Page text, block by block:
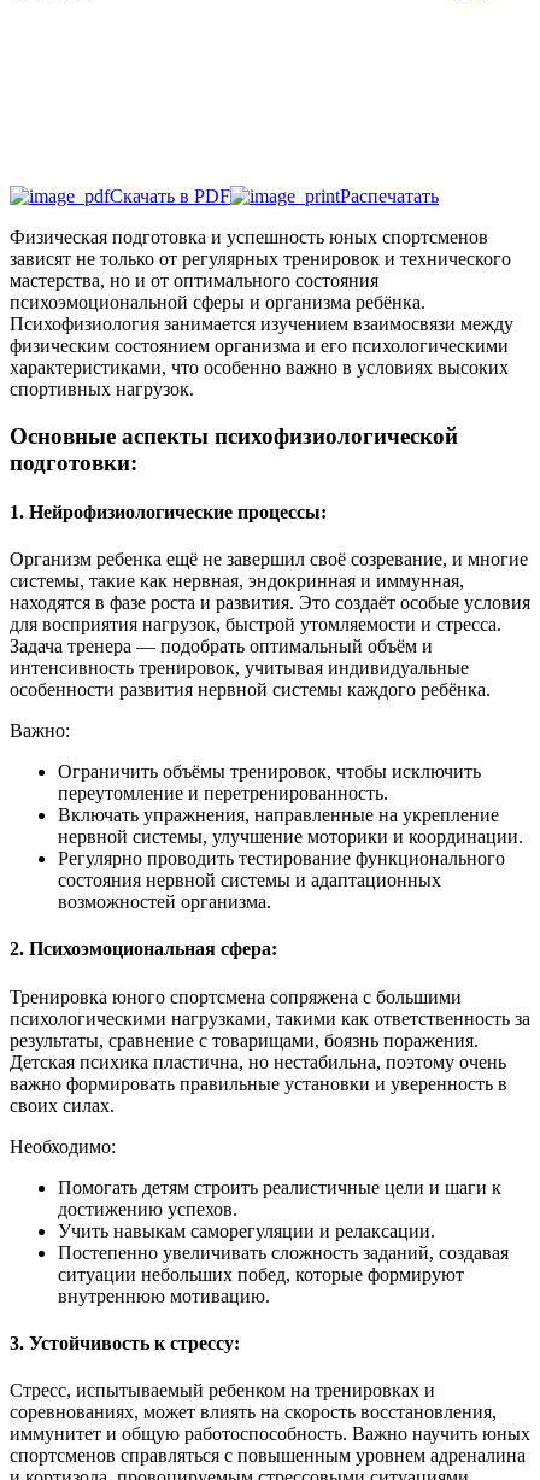
Скачать в PDF
Распечатать
Физическая подготовка и успешность юных спортсменов
зависят не только от регулярных тренировок и технического
мастерства, но и от оптимального состояния
психоэмоциональной сферы и организма ребёнка.
Психофизиология занимается изучением взаимосвязи между
физическим состоянием организма и его психологическими
характеристиками, что особенно важно в условиях высоких
спортивных нагрузок.
Основные аспекты психофизиологической
подготовки:
1. Нейрофизиологические процессы:
Организм ребенка ещё не завершил своё созревание, и многие
системы, такие как нервная, эндокринная и иммунная,
находятся в фазе роста и развития. Это создаёт особые условия
для восприятия нагрузок, быстрой утомляемости и стресса.
Задача тренера — подобрать оптимальный объём и
интенсивность тренировок, учитывая индивидуальные
особенности развития нервной системы каждого ребёнка.
Важно:
Ограничить объёмы тренировок, чтобы исключить
переутомление и перетренированность.
Включать упражнения, направленные на укрепление
нервной системы, улучшение моторики и координации.
Регулярно проводить тестирование функционального
состояния нервной системы и адаптационных
возможностей организма.
2. Психоэмоциональная сфера:
Тренировка юного спортсмена сопряжена с большими
психологическими нагрузками, такими как ответственность за
результаты, сравнение с товарищами, боязнь поражения.
Детская психика пластична, но нестабильна, поэтому очень
важно формировать правильные установки и уверенность в
своих силах.
Необходимо:
Помогать детям строить реалистичные цели и шаги к
достижению успехов.
Учить навыкам саморегуляции и релаксации.
Постепенно увеличивать сложность заданий, создавая
ситуации небольших побед, которые формируют
внутреннюю мотивацию.
3. Устойчивость к стрессу:
Стресс, испытываемый ребенком на тренировках и
соревнованиях, может влиять на скорость восстановления,
иммунитет и общую работоспособность. Важно научить юных
спортсменов справляться с повышенным уровнем адреналина